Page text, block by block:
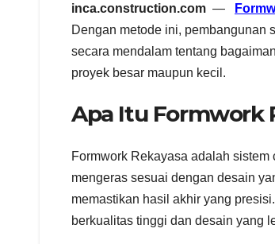
inca.construction.com —
Dengan metode ini, pembangunan
secara mendalam tentang
proyek besar maupun kecil.
Apa Itu Formwork
Formwork Rekayasa adalah
mengeras sesuai dengan desain
memastikan hasil akhir yang
berkualitas tinggi dan desain yang